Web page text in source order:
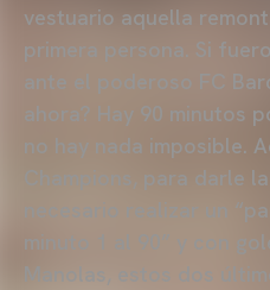
vestuario aquella
primera persona. Si
ante el poderoso FC
ahora? Hay 90 minutos
no hay nada imposible.
Champions, para darle
necesario realizar un
minuto 1 al 90” y con
Manolas, estos dos